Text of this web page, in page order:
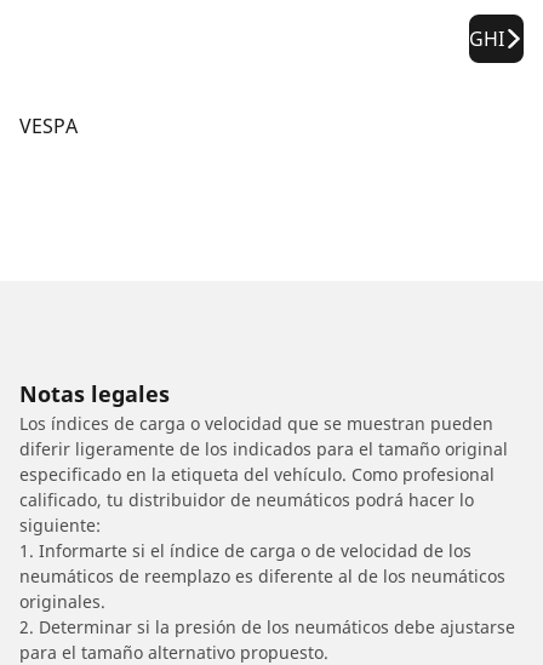
GHI
VESPA
Notas legales
Los índices de carga o velocidad que se muestran pueden
diferir ligeramente de los indicados para el tamaño original
especificado en la etiqueta del vehículo. Como profesional
calificado, tu distribuidor de neumáticos podrá hacer lo
siguiente:
1. Informarte si el índice de carga o de velocidad de los
neumáticos de reemplazo es diferente al de los neumáticos
originales.
2. Determinar si la presión de los neumáticos debe ajustarse
para el tamaño alternativo propuesto.